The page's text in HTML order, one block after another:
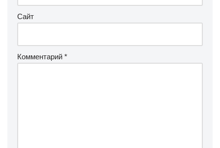
Сайт
Комментарий *